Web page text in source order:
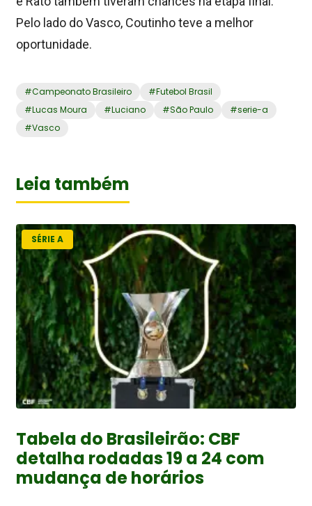
Pelo lado do Vasco, Coutinho teve a melhor
oportunidade.
#Campeonato Brasileiro #Futebol Brasil
#Lucas Moura #Luciano #São Paulo #serie-a
#Vasco
Leia também
SÉRIE A
Tabela do Brasileirão: CBF
detalha rodadas 19 a 24 com
mudança de horários